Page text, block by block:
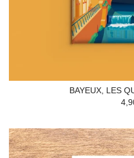
BAYEUX, LES